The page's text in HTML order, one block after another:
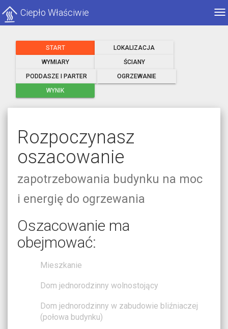
Ciepło Właściwie
START
LOKALIZACJA
WYMIARY
ŚCIANY
PODDASZE I PARTER
OGRZEWANIE
WYNIK
Rozpoczynasz
oszacowanie
zapotrzebowania budynku na moc
i energię do ogrzewania
Oszacowanie ma
obejmować:
Mieszkanie
Dom jednorodzinny wolnostojący
Dom jednorodzinny w zabudowie bliźniaczej
(połowa budynku)